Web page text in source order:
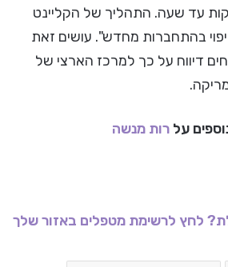
לוקח בין 45 דקות עד שעה. התהליך של הקליינט
בהתחברות מחדש". עושים זאת
דיווח על כך למרכז הארצי של
על רות מנשה
לחץ לרשימת מטפלים באזור שלך